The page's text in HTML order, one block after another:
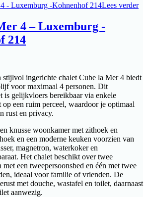
Lees verder
4 – Luxemburg -
214
stijlvol ingerichte chalet Cube la Mer 4 biedt
voor maximaal 4 personen. Dit
is gelijkvloers bereikbaar via enkele
op een ruim perceel, waardoor je optimaal
rust en privacy.
knusse woonkamer met zithoek en
en een moderne keuken voorzien van
magnetron, waterkoker en
Het chalet beschikt over twee
met een tweepersoonsbed en één met twee
ideaal voor familie of vrienden. De
met douche, wastafel en toilet, daarnaast
aanwezig.